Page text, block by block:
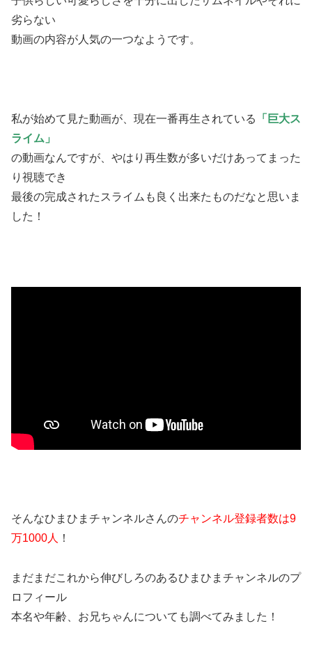
劣らない
動画の内容が人気の一つなようです。
私が始めて見た動画が、現在一番再生されている
「巨大ス
ライム」
の動画なんですが、やはり再生数が多いだけあってまった
り視聴でき
最後の完成されたスライムも良く出来たものだなと思いま
した！
そんなひまひまチャンネルさんのチャンネル登録者数は9
万1000人
！
まだまだこれから伸びしろのあるひまひまチャンネルのプ
ロフィール
本名や年齢、お兄ちゃんについても調べてみました！